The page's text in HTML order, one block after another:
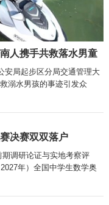
人携手共救落水男童
安局起步区分局交通管理大
溺水男孩的事迹引发众
决赛双双落户
调研论证与实地考察评
年）全国中学生数学奥